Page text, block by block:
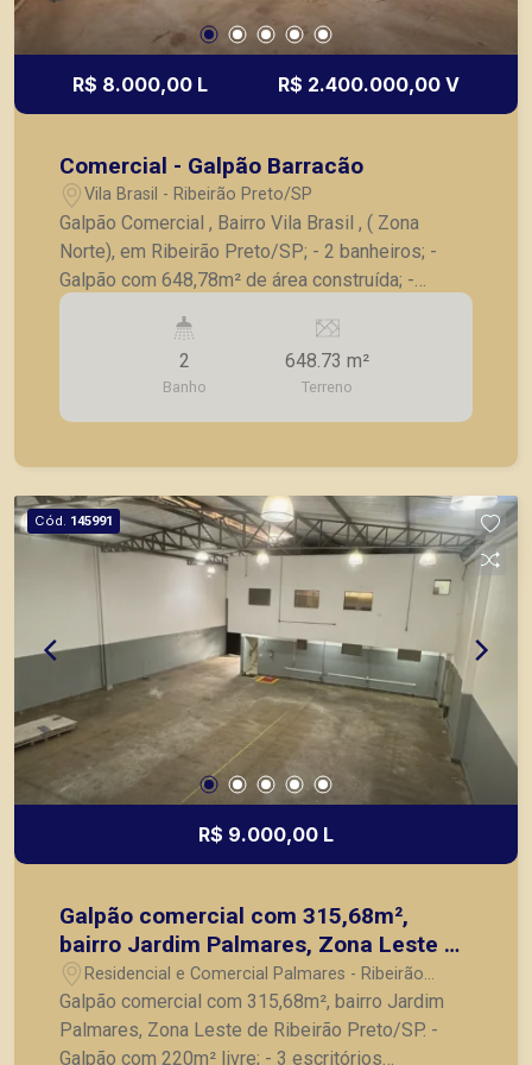
R$ 8.000,00 L R$ 2.400.000,00 V
Comercial - Galpão Barracão
Vila Brasil - Ribeirão Preto/SP
Galpão Comercial , Bairro Vila Brasil , ( Zona
Norte), em Ribeirão Preto/SP; - 2 banheiros; -
Galpão com 648,78m² de área construída; -
Frente para avenida de grande fluxo; - Esquina
com entrada para 2 ruas diferente; - 3 Salas; -
seus clientes com agilidade e segurança, em
locação, vendas de imóveis prontos, usados ou
2
Banho
648.73 m²
Terreno
Cód. 145991
R$ 9.000,00 L
Galpão comercial com 315,68m²,
bairro Jardim Palmares, Zona Leste de
Ribeirão Preto/SP.
Residencial e Comercial Palmares - Ribeirão
Preto/SP
Galpão comercial com 315,68m², bairro Jardim
Palmares, Zona Leste de Ribeirão Preto/SP. -
Galpão com 220m² livre; - 3 escritórios